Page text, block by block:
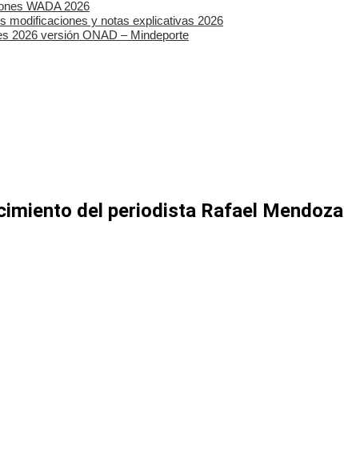
WADA 2026
modificaciones y notas explicativas 2026
2026 versión ONAD – Mindeporte
del periodista Rafael Mendoza